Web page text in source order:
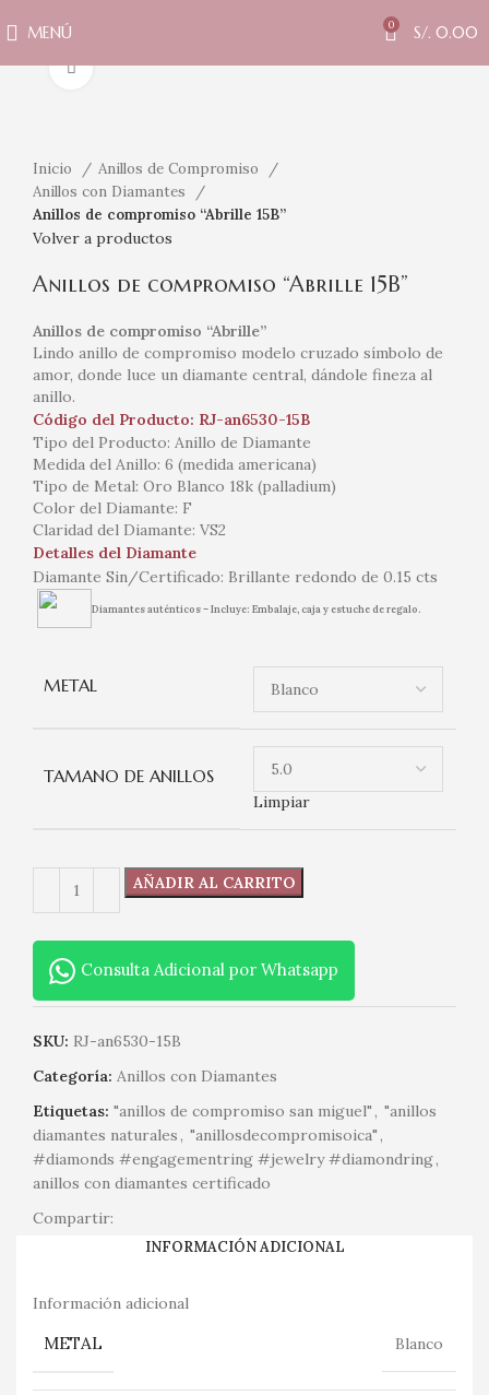
MENÚ 0 S/. 0.00
Clic para ampliar
Inicio
Anillos de Compromiso
Anillos con Diamantes
Anillos de compromiso “Abrille 15B”
Volver a productos
Anillos de compromiso “Abrille 15B”
Anillos de compromiso “Abrille”
Lindo anillo de compromiso modelo cruzado símbolo de
amor, donde luce un diamante central, dándole fineza al
anillo.
Código del Producto: RJ-an6530-15B
Tipo del Producto: Anillo de Diamante
Medida del Anillo: 6 (medida americana)
Tipo de Metal: Oro Blanco 18k (palladium)
Color del Diamante: F
Claridad del Diamante: VS2
Detalles del Diamante
Diamante Sin/Certificado: Brillante redondo de 0.15 cts
Diamantes auténticos – Incluye: Embalaje, caja y estuche de regalo.
METAL
TAMANO DE ANILLOS
Limpiar
AÑADIR AL CARRITO
Consulta Adicional por Whatsapp
SKU: RJ-an6530-15B
Categoría: Anillos con Diamantes
Etiquetas: "anillos de compromiso san miguel", "anillos
diamantes naturales, "anillosdecompromisoica",
#diamonds #engagementring #jewelry #diamondring,
anillos con diamantes certificado
Compartir:
INFORMACIÓN ADICIONAL
Información adicional
METAL Blanco